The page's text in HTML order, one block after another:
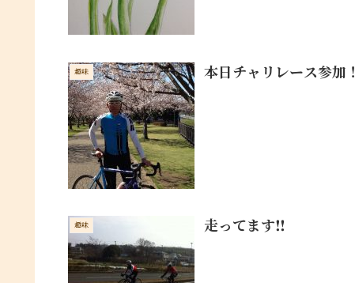
趣味 本日チャリレース参加！
趣味 走ってます‼︎